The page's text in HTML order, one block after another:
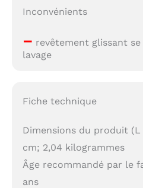
Inconvénients
– revêtement glissant
lavage
Fiche technique
Dimensions du produit (L
cm; 2,04 kilogrammes
Âge recommandé par le
ans